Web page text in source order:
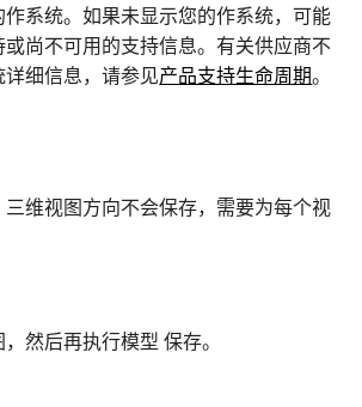
系统。如果未显示您的作系统，可能
尚不可用的支持信息。有关供应商不
细信息，请参见产品支持生命周期。
维视图方向不会保存，需要为每个视
然后再执行模型 保存。